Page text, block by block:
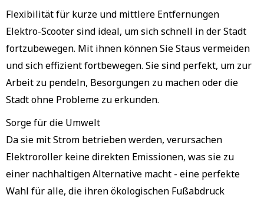
Flexibilität für kurze und mittlere Entfernungen
Elektro-Scooter sind ideal, um sich schnell in der Stadt
fortzubewegen. Mit ihnen können Sie Staus vermeiden
und sich effizient fortbewegen. Sie sind perfekt, um zur
Arbeit zu pendeln, Besorgungen zu machen oder die
Stadt ohne Probleme zu erkunden.
Sorge für die Umwelt
Da sie mit Strom betrieben werden, verursachen
Elektroroller keine direkten Emissionen, was sie zu
einer nachhaltigen Alternative macht - eine perfekte
Wahl für alle, die ihren ökologischen Fußabdruck